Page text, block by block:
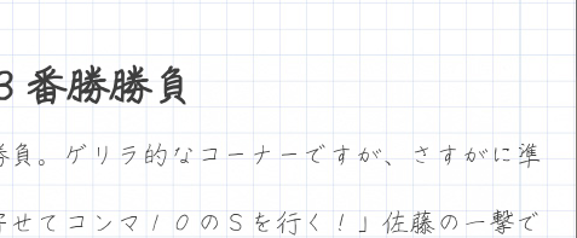
番勝勝負
。ゲリラ的なコーナーですが、さすがに準
せてコンマ１０のＳを行く！」佐藤の一撃で